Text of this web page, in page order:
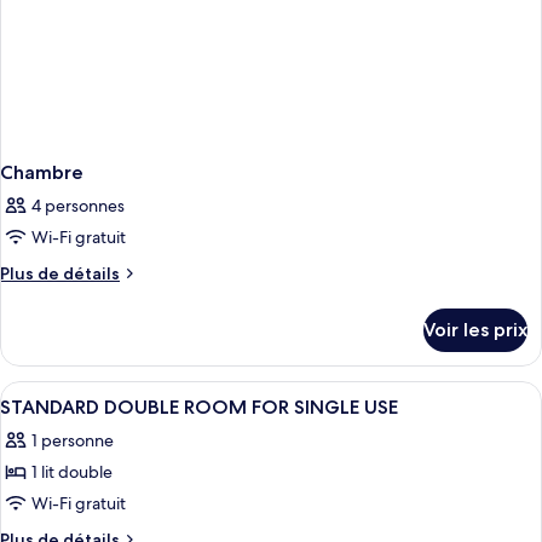
Chambre
4 personnes
Wi-Fi gratuit
Plus de détails
Plus
le
type
de
Chambre
Voir les prix
Afficher
toutes
les
photos
pour
ce
Salle de bain | Douche, sèche-
1
STANDARD DOUBLE ROOM FOR SINGLE USE
1 personne
1 lit double
Wi-Fi gratuit